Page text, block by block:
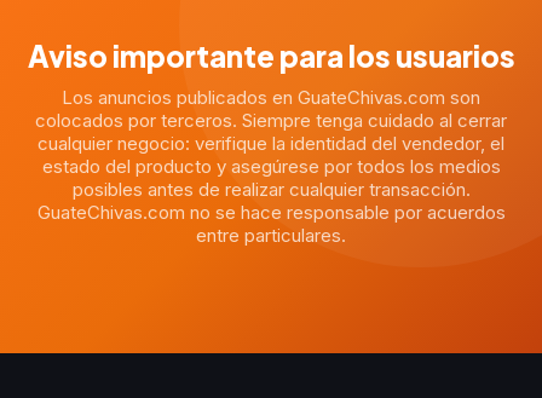
Aviso importante para los usuarios
Los anuncios publicados en GuateChivas.com son
colocados por terceros. Siempre tenga cuidado al cerrar
cualquier negocio: verifique la identidad del vendedor, el
estado del producto y asegúrese por todos los medios
posibles antes de realizar cualquier transacción.
GuateChivas.com no se hace responsable por acuerdos
entre particulares.